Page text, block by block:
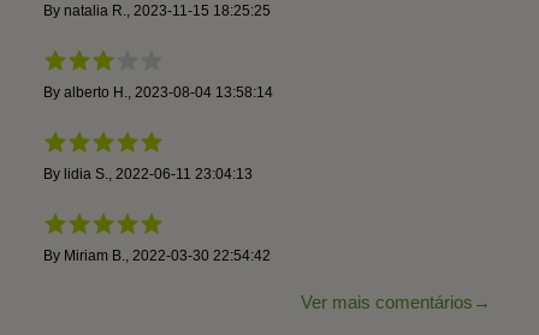
By natalia R. 2023-11-15 18:25:25
By alberto H. 2023-08-04 13:58:14
By lidia S. 2022-06-11 23:04:13
By Miriam B. 2022-03-30 22:54:42
Ver mais comentários